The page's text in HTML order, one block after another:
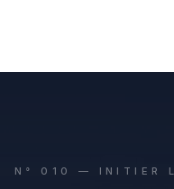
N° 010 — INITIER